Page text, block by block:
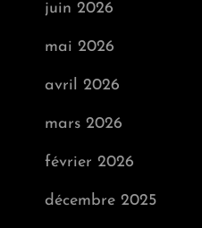
juin 2026
mai 2026
avril 2026
mars 2026
février 2026
décembre 2025